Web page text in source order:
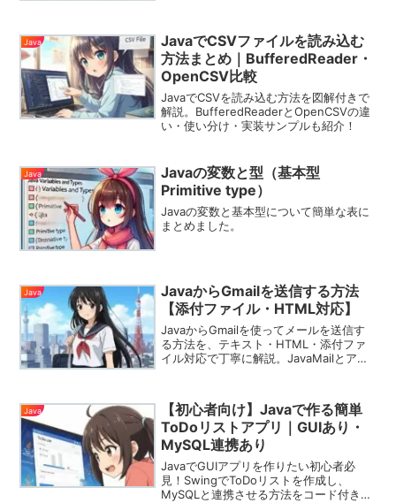
Java
JavaでCSVファイルを読み込む
方法まとめ｜BufferedReader・
OpenCSV比較
JavaでCSVを読み込む方法を図解付きで
解説。BufferedReaderとOpenCSVの違
い・使い分け・実装サンプルも紹介！
Java
Javaの変数と型（基本型
Primitive type）
Javaの変数と基本型について簡単な表に
まとめました。
Java
JavaからGmailを送信する方法
【添付ファイル・HTML対応】
JavaからGmailを使ってメールを送信す
る方法を、テキスト・HTML・添付ファ
イル対応で丁寧に解説。JavaMailとアプ
Java
【初心者向け】Javaで作る簡単
ToDoリストアプリ｜GUIあり・
MySQL連携あり
JavaでGUIアプリを作りたい初心者必
見！SwingでToDoリストを作成し、
MySQLと連携させる方法をコード付きで